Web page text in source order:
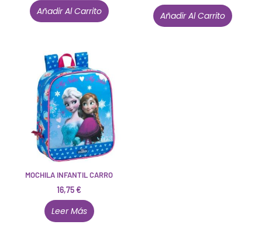
Añadir Al Carrito Añadir Al Carrito
MOCHILA INFANTIL CARRO
16,75€
Leer Más